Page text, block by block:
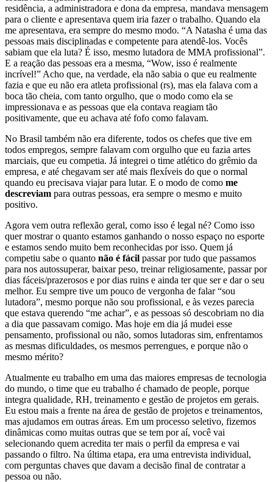
residência, a administradora e dona da empresa, mandava mensagem
para o cliente e apresentava quem iria fazer o trabalho. Quando ela
me apresentava, era sempre do mesmo modo. “A Natasha é uma das
pessoas mais disciplinadas e competente para atendê-los. Vocês
sabiam que ela luta? É isso, mesmo lutadora de MMA profissional”.
E a reação das pessoas era a mesma, “Wow, isso é realmente
incrível!” Acho que, na verdade, ela não sabia o que eu realmente
fazia e que eu não era atleta profissional (rs), mas ela falava com a
boca tão cheia, com tanto orgulho, que o modo como ela se
impressionava e as pessoas que ela contava reagiam tão
positivamente, que eu achava até fofo como falavam.
No Brasil também não era diferente, todos os chefes que tive em
todos empregos, sempre falavam com orgulho que eu fazia artes
marciais, que eu competia. Já integrei o time atlético do grêmio da
empresa, e até chegavam ser até mais flexíveis do que o normal
quando eu precisava viajar para lutar. E o modo de como me
descreviam para outras pessoas, era sempre o mesmo e muito
positivo.
Agora vem outra reflexão geral, como isso é legal né? Como isso
quer mostrar o quanto estamos ganhando o nosso espaço no esporte
e estamos sendo muito bem reconhecidas por isso. Quem já
competiu sabe o quanto não é fácil passar por tudo que passamos
para nos autossuperar, baixar peso, treinar religiosamente, passar por
dias fáceis/prazerosos e por dias ruins e ainda ter que ser e dar o seu
melhor. Eu sempre tive um pouco de vergonha de falar “sou
lutadora”, mesmo porque não sou profissional, e às vezes parecia
que estava querendo “me achar”, e as pessoas só descobriam no dia
a dia que passavam comigo. Mas hoje em dia já mudei esse
pensamento, profissional ou não, somos lutadoras sim, enfrentamos
as mesmas dificuldades, os mesmos perrengues, e porque não o
mesmo mérito?
Atualmente eu trabalho em uma das maiores empresas de tecnologia
do mundo, o time que eu trabalho é chamado de people, porque
integra qualidade, RH, treinamento e gestão de projetos em gerais.
Eu estou mais a frente na área de gestão de projetos e treinamentos,
mas ajudamos em outras áreas. Em um processo seletivo, fizemos
dinâmicas como muitas outras que se tem por aí, você vai
selecionando quem acredita ter mais o perfil da empresa e vai
passando o filtro. Na última etapa, era uma entrevista individual,
com perguntas chaves que davam a decisão final de contratar a
pessoa ou não.